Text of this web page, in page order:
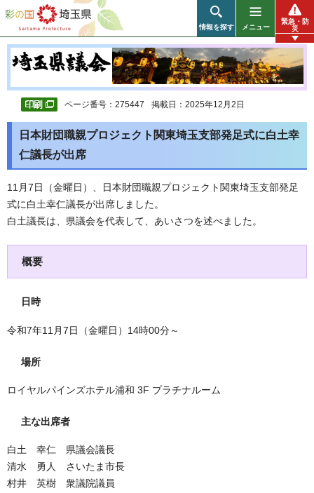
彩の国 埼玉県
情報を探す メニュー
緊急・防
災
ページ番号：275447 掲載日：2025年12月2日
日本財団職親プロジェクト関東埼玉支部発足式に白土幸
仁議長が出席
11月7日（金曜日）、日本財団職親プロジェクト関東埼玉支部発足
式に白土幸仁議長が出席しました。
白土議長は、県議会を代表して、あいさつを述べました。
概要
日時
令和7年11月7日（金曜日）14時00分～
場所
ロイヤルパインズホテル浦和 3F プラチナルーム
主な出席者
白土 幸仁 県議会議長
清水 勇人 さいたま市長
村井 英樹 衆議院議員